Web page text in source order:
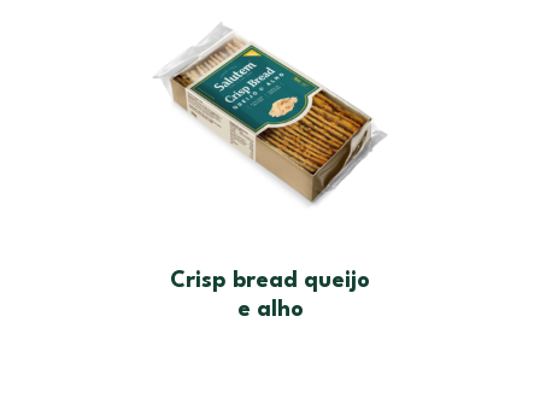
Crisp bread queijo
e alho